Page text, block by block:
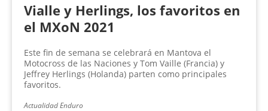
Vialle y Herlings, los favoritos en
el MXoN 2021
Este fin de semana se celebrará en Mantova el
Motocross de las Naciones y Tom Vaille (Francia) y
Jeffrey Herlings (Holanda) parten como principales
favoritos.
Actualidad Enduro